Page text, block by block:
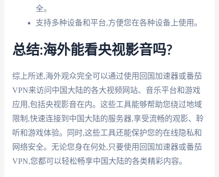
全。
支持多种设备和平台,方便您在各种设备上使用。
总结:海外能看央视影音吗?
综上所述,海外观众完全可以通过使用回国加速器或番茄
VPN来访问中国大陆的各大视频网站、音乐平台和游戏
应用,包括央视影音在内。这些工具能够帮助您绕过地域
限制,快速连接到中国大陆的服务器,享受流畅的观影、聆
听和游戏体验。同时,这些工具还能保护您的在线隐私和
网络安全。无论您身在何处,只要使用回国加速器或番茄
VPN,您都可以轻松畅享中国大陆的各类精彩内容。